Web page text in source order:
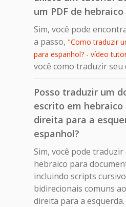
um PDF de
Sim, você pode
a passo, "Como traduzir
para espanhol? - vídeo
você como traduzir seu
Posso traduzir um
escrito em
direita para a
espanhol?
Sim, você pode
hebraico para
incluindo scripts
bidirecionais comuns
direita para a esquerda.